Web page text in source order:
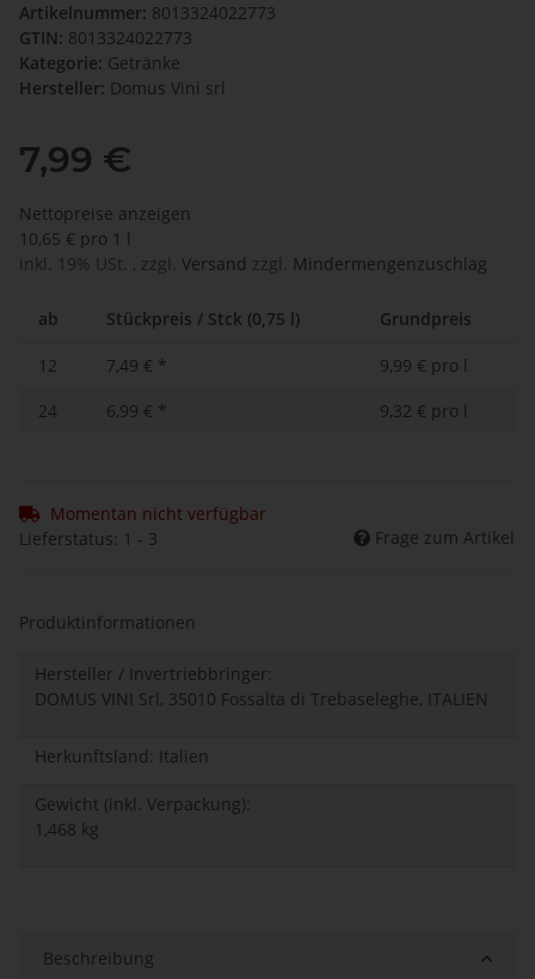
Artikelnummer: 8013324022773
GTIN: 8013324022773
Kategorie: Getränke
Hersteller: Domus Vini srl
7,99 €
Nettopreise anzeigen
10,65 € pro 1 l
inkl. 19% USt. , zzgl. Versand zzgl. Mindermengenzuschlag
ab Stückpreis / Stck (0,75 l) Grundpreis
12 7,49 € *
9,99 € pro l
24
6,99 € * 9,32 € pro l
Momentan nicht verfügbar
Lieferstatus: 1 - 3
Frage zum Artikel
Produktinformationen
Hersteller / Invertriebbringer:
DOMUS VINI Srl, 35010 Fossalta di Trebaseleghe, ITALIEN
Herkunftsland: Italien
Gewicht (inkl. Verpackung):
1,468 kg
Beschreibung